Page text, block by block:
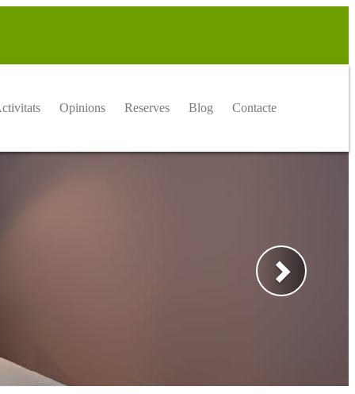
Opinions Reserves Blog Contacte
Següent